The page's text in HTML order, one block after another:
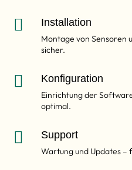
 Installation
Montage von Sensoren
sicher.
 Konfiguration
Einrichtung der
optimal.
 Support
Wartung und Updates –